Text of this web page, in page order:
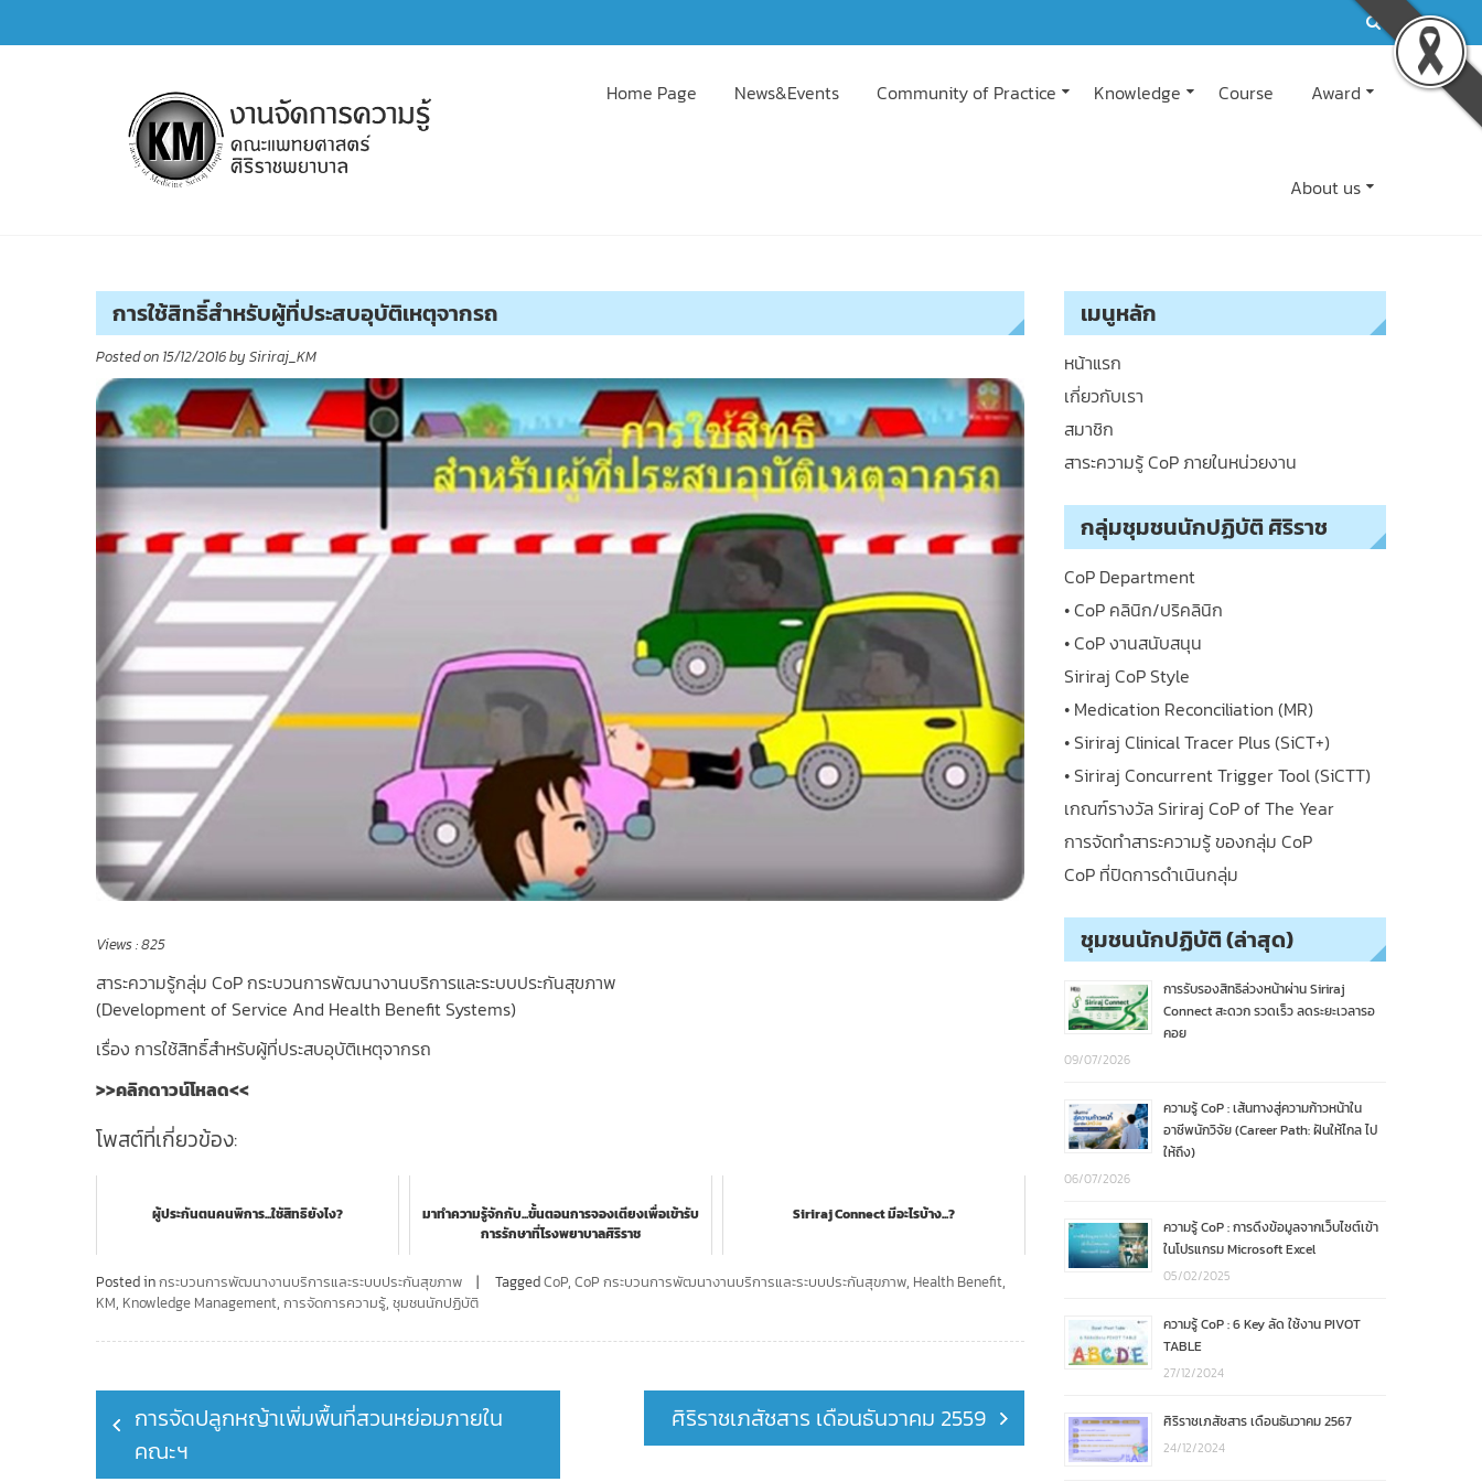
to
Home Page News&Events Community of Practice Knowledge Course Award
About us
การใช้สิทธิ์สำหรับผู้ที่ประสบอุบัติเหตุจากรถ
Posted on 15/12/2016by Siriraj_KM
Views :825
สาระความรู้กลุ่ม CoP กระบวนการพัฒนางานบริการและระบบประกันสุขภาพ
(Development of Service And Health Benefit Systems)
เรื่อง การใช้สิทธิ์สำหรับผู้ที่ประสบอุบัติเหตุจากรถ
>>คลิกดาวน์โหลด<<
โพสต์ที่เกี่ยวข้อง:
ผู้ประกันตนคนพิการ...ใชัสิทธิยังไง?
มาทำความรู้จักกับ...ขั้นตอนการจองเตียงเพื่อเข้ารับ
การรักษาที่โรงพยาบาลศิริราช
Siriraj Connect มีอะไรบ้าง...?
Posted inกระบวนการพัฒนางานบริการและระบบประกันสุขภาพ TaggedCoP, CoP กระบวนการพัฒนางานบริการและระบบประกันสุขภาพ, Health Benefit,
KM, Knowledge Management, การจัดการความรู้, ชุมชนนักปฏิบัติ
Post
navigation
การจัดปลูกหญ้าเพิ่มพื้นที่สวนหย่อมภายใน
คณะฯ
ศิริราชเภสัชสาร เดือนธันวาคม 2559
เมนูหลัก
หน้าแรก
เกี่ยวกับเรา
สมาชิก
สาระความรู้ CoP ภายในหน่วยงาน
กลุ่มชุมชนนักปฏิบัติ ศิริราช
CoP Department
• CoP คลินิก/ปริคลินิก
• CoP งานสนับสนุน
Siriraj CoP Style
• Medication Reconciliation (MR)
• Siriraj Clinical Tracer Plus (SiCT+)
• Siriraj Concurrent Trigger Tool (SiCTT)
เกณฑ์รางวัล Siriraj CoP of The Year
การจัดทำสาระความรู้ ของกลุ่ม CoP
CoP ที่ปิดการดำเนินกลุ่ม
ชุมชนนักปฏิบัติ (ล่าสุด)
การรับรองสิทธิล่วงหน้าผ่าน Siriraj
Connect สะดวก รวดเร็ว ลดระยะเวลารอ
คอย
09/07/2026
ความรู้ CoP : เส้นทางสู่ความก้าวหน้าใน
อาชีพนักวิจัย (Career Path: ฝันให้ไกล ไป
ให้ถึง)
06/07/2026
ความรู้ CoP : การดึงข้อมูลจากเว็บไซต์เข้า
ในโปรแกรม Microsoft Excel
05/02/2025
ความรู้ CoP : 6 Key ลัด ใช้งาน PIVOT
TABLE
27/12/2024
ศิริราชเภสัชสาร เดือนธันวาคม 2567
24/12/2024